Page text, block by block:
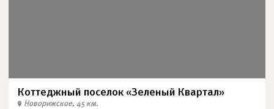
Коттеджный поселок «Зеленый Квартал»
Новорижское, 45 км.